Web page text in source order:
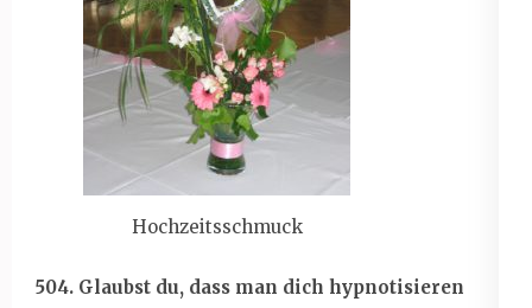
Hochzeitsschmuck
504. Glaubst du, dass man dich hypnotisieren